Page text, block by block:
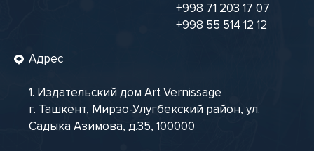
+998 71 203 17 07
+998 55 514 12 12
Адрес
1. Издательский дом Art Vernissage
г. Ташкент, Мирзо-Улугбекский район, ул.
Садыка Азимова, д.35, 100000